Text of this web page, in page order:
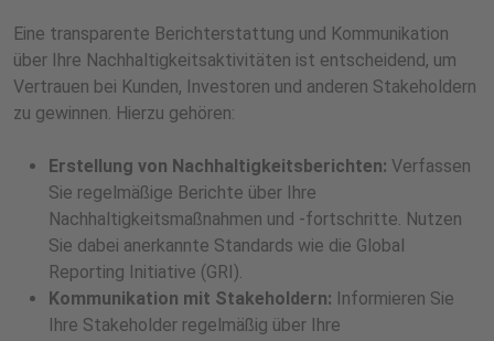
Eine transparente Berichterstattung und Kommunikation
über Ihre Nachhaltigkeitsaktivitäten ist entscheidend, um
Vertrauen bei Kunden, Investoren und anderen Stakeholdern
zu gewinnen. Hierzu gehören:
Erstellung von Nachhaltigkeitsberichten: Verfassen
Sie regelmäßige Berichte über Ihre
Nachhaltigkeitsmaßnahmen und -fortschritte. Nutzen
Sie dabei anerkannte Standards wie die Global
Reporting Initiative (GRI).
Kommunikation mit Stakeholdern: Informieren Sie
Ihre Stakeholder regelmäßig über Ihre